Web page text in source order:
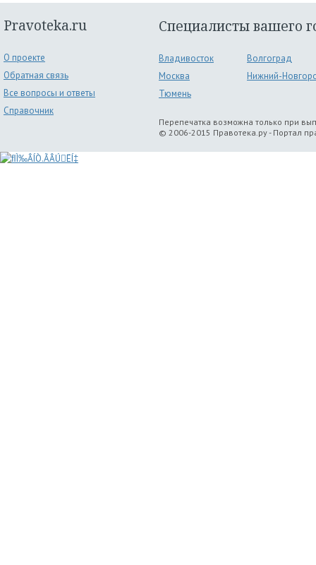
Pravoteka.ru
О проекте
Обратная связь
Все вопросы и ответы
Справочник
Специалисты вашего
Владивосток
Волгоград
Москва
Нижний-
Тюмень
Перепечатка возможна только при
© 2006-2015 Правотека.ру - Портал